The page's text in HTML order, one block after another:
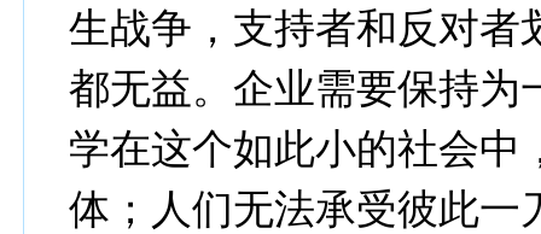
生战争，支持者和反对者
都无益。企业需要保持为
学在这个如此小的社会中
体；人们无法承受彼此一